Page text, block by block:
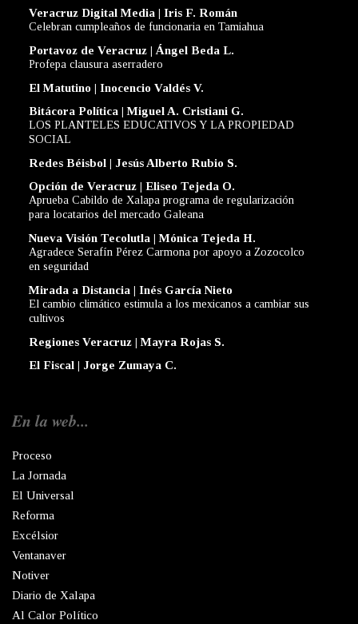
Veracruz Digital Media | Iris F. Román
Celebran cumpleaños de funcionaria en Tamiahua
Portavoz de Veracruz | Ángel Beda L.
Profepa clausura aserradero
El Matutino | Inocencio Valdés V.
Bitácora Política | Miguel A. Cristiani G.
LOS PLANTELES EDUCATIVOS Y LA PROPIEDAD
SOCIAL
Redes Béisbol | Jesús Alberto Rubio S.
Opción de Veracruz | Eliseo Tejeda O.
Aprueba Cabildo de Xalapa programa de regularización
para locatarios del mercado Galeana
Nueva Visión Tecolutla | Mónica Tejeda H.
Agradece Serafín Pérez Carmona por apoyo a Zozocolco
en seguridad
Mirada a Distancia | Inés García Nieto
El cambio climático estimula a los mexicanos a cambiar sus
cultivos
Regiones Veracruz | Mayra Rojas S.
El Fiscal | Jorge Zumaya C.
En la web...
Proceso
La Jornada
El Universal
Reforma
Excélsior
Ventanaver
Notiver
Diario de Xalapa
Al Calor Político